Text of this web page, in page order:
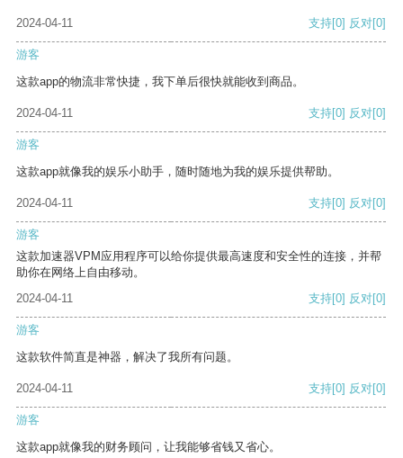
2024-04-11 支持[0] 反对[0]
游客
这款app的物流非常快捷，我下单后很快就能收到商品。
2024-04-11 支持[0] 反对[0]
游客
这款app就像我的娱乐小助手，随时随地为我的娱乐提供帮助。
2024-04-11 支持[0] 反对[0]
游客
这款加速器VPM应用程序可以给你提供最高速度和安全性的连接，并帮
助你在网络上自由移动。
2024-04-11
支持[0] 反对[0]
游客
这款软件简直是神器，解决了我所有问题。
2024-04-11 支持[0] 反对[0]
游客
这款app就像我的财务顾问，让我能够省钱又省心。